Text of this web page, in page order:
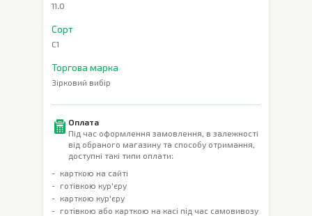
11.0
Сорт
С1
Торгова марка
Зірковий вибір
Оплата
Під час оформлення замовлення, в залежності
від обраного магазину та способу отримання,
доступні такі типи оплати:
карткою на сайті
готівкою кур'єру
карткою кур'єру
готівкою або карткою на касі під час самовивозу